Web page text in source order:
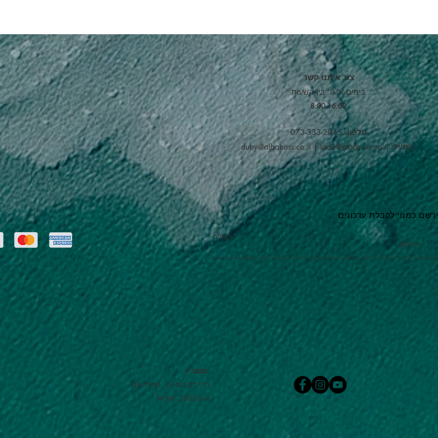
צור איתנו קשר
בימים א'-ה' בין השעות
8:00-16:00​
טלפון:073-333-2045
במייל:
duby@albatross.co.il | lada@albatross.co.il
כמנוי לקבלת עדכונים
דוא''ל
הירשם
רח' דב הוז 14, קרית אונו
5555614 ישראל